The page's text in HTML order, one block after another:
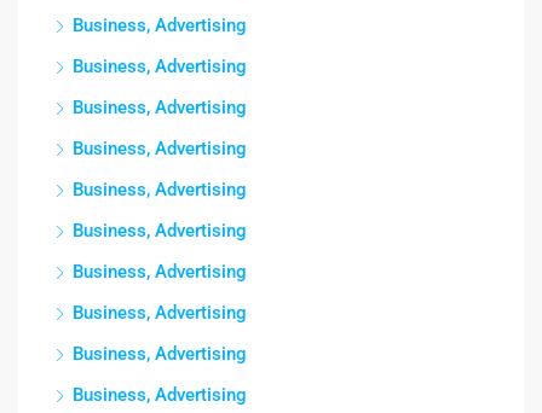
Business, Advertising
Business, Advertising
Business, Advertising
Business, Advertising
Business, Advertising
Business, Advertising
Business, Advertising
Business, Advertising
Business, Advertising
Business, Advertising